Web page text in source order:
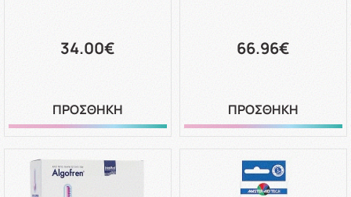
34.00€
ΠΡΟΣΘΗΚΗ
66.96€
ΠΡΟΣΘΗΚΗ